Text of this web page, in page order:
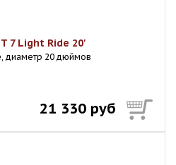
7 Light Ride 20'
диаметр 20 дюймов
21 330 руб